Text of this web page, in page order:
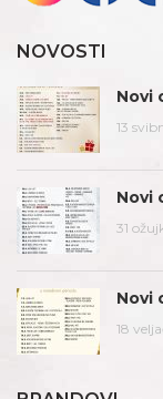
NOVOSTI
Novi
13
Novi
31
Novi
18